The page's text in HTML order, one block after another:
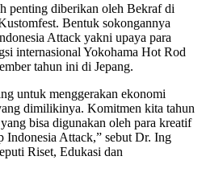
penting diberikan oleh Bekraf di
Bentuk sokongannya
Attack yakni upaya para
internasional Yokohama Hot Rod
tahun ini di Jepang.
untuk menggerakan ekonomi
dimilikinya. Komitmen kita tahun
bisa digunakan oleh para kreatif
Indonesia Attack,” sebut Dr. Ing
Riset, Edukasi dan